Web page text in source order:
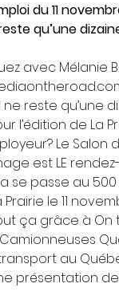
du 11
qu’une
avec Mélanie
ne reste qu’une
l’édition de La
Le Salon
est LE
se passe au
le 11
ça grâce à On
au
présentation de